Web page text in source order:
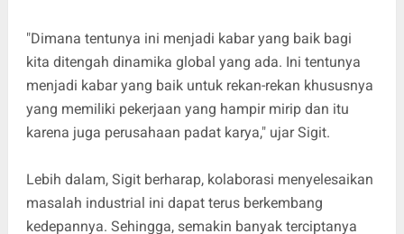
"Dimana tentunya ini menjadi kabar yang baik bagi
kita ditengah dinamika global yang ada. Ini tentunya
menjadi kabar yang baik untuk rekan-rekan khususnya
yang memiliki pekerjaan yang hampir mirip dan itu
karena juga perusahaan padat karya," ujar Sigit.
Lebih dalam, Sigit berharap, kolaborasi menyelesaikan
masalah industrial ini dapat terus berkembang
kedepannya. Sehingga, semakin banyak terciptanya